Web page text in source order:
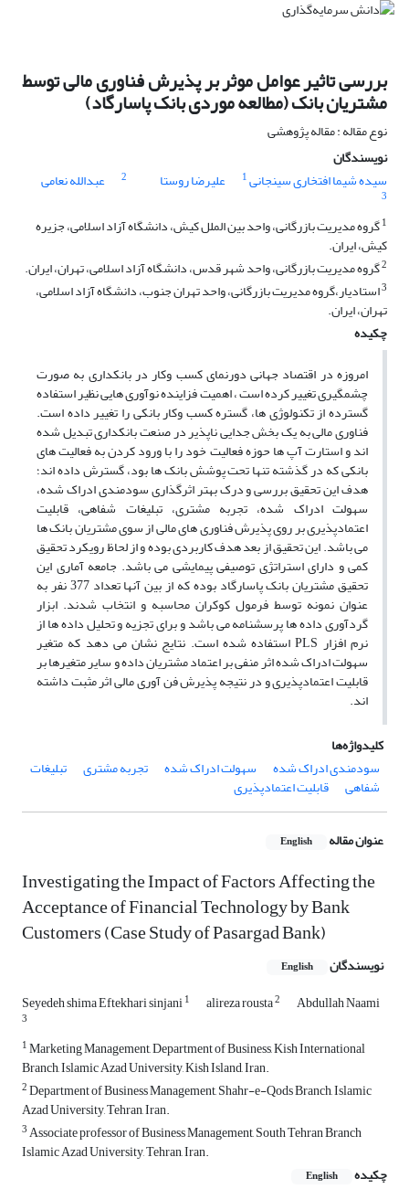
بررسی تاثیر عوامل موثر بر پذیرش فناوری مالی توسط
مشتریان بانک (مطالعه موردی بانک پاسارگاد)
نوع مقاله : مقاله پژوهشی
نویسندگان
سیده شیما افتخاری سینجانی1 علیرضا روستا 2 عبدالله نعامی
3
1گروه مدیریت بازرگانی، واحد بین الملل کیش، دانشگاه آزاد اسلامی، جزیره
کیش، ایران.
2گروه مدیریت بازرگانی، واحد شهر قدس، دانشگاه آزاد اسلامی، تهران، ایران.
3استادیار،گروه مدیریت بازرگانی، واحد تهران جنوب، دانشگاه آزاد اسلامی،
تهران، ایران.
چکیده
امروزه در اقتصاد جهانی دورنمای کسب وکار در بانکداری به صورت
چشمگیری تغییر کرده است ، اهمیت فزاینده نوآوری هایی نظیر استفاده
گسترده از تکنولوژی ها، گستره کسب وکار بانکی را تغییر داده است.
فناوری مالی به یک بخش جدایی ناپذیر در صنعت بانکداری تبدیل شده
اند و استارت آپ ها حوزه فعالیت خود را با ورود کردن به فعالیت های
بانکی که در گذشته تنها تحت پوشش بانک ها بود، گسترش داده اند؛
هدف این تحقیق بررسی و درک بهتر اثرگذاری سودمندی ادراک شده،
سهولت ادراک شده، تجربه مشتری، تبلیغات شفاهی، قابلیت
اعتمادپذیری بر روی پذیرش فناوری های مالی از سوی مشتریان بانک ها
می باشد. این تحقیق از بعد هدف کاربردی بوده و از لحاظ رویکرد تحقیق
کمی و دارای استراتژی توصیفی پیمایشی می باشد. جامعه آماری این
تحقیق مشتریان بانک پاسارگاد بوده که از بین آنها تعداد 377 نفر به
عنوان نمونه توسط فرمول کوکران محاسبه و انتخاب شدند. ابزار
گردآوری داده ها پرسشنامه می باشد و برای تجزیه و تحلیل داده ها از
نرم افزار PLS استفاده شده است. نتایج نشان می دهد که متغیر
سهولت ادراک شده اثر منفی بر اعتماد مشتریان داده و سایر متغیرها بر
قابلیت اعتمادپذیری و در نتیجه پذیرش فن آوری مالی اثر مثبت داشته
اند.
کلیدواژه‌ها
سودمندی ادراک شده
سهولت ادراک شده تجربه مشتری تبلیغات
شفاهی قابلیت اعتمادپذیری
عنوان مقاله English
Investigating the Impact of Factors Affecting the
Acceptance of Financial Technology by Bank
Customers (Case Study of Pasargad Bank)
نویسندگان English
Seyedeh shima Eftekhari sinjani1 alireza rousta2 Abdullah Naami
3
1Marketing Management, Department of Business, Kish International
Branch, Islamic Azad University, Kish Island, Iran.
2Department of Business Management, Shahr-e-Qods Branch, Islamic
Azad University, Tehran, Iran.
3Associate professor of Business Management, South Tehran Branch
Islamic Azad University, Tehran, Iran.
چکیده
English